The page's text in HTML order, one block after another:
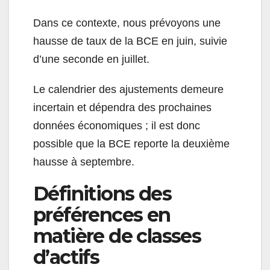
Dans ce contexte, nous prévoyons une
hausse de taux de la BCE en juin, suivie
d’une seconde en juillet.
Le calendrier des ajustements demeure
incertain et dépendra des prochaines
données économiques ; il est donc
possible que la BCE reporte la deuxième
hausse à septembre.
Définitions des
préférences en
matière de classes
d’actifs